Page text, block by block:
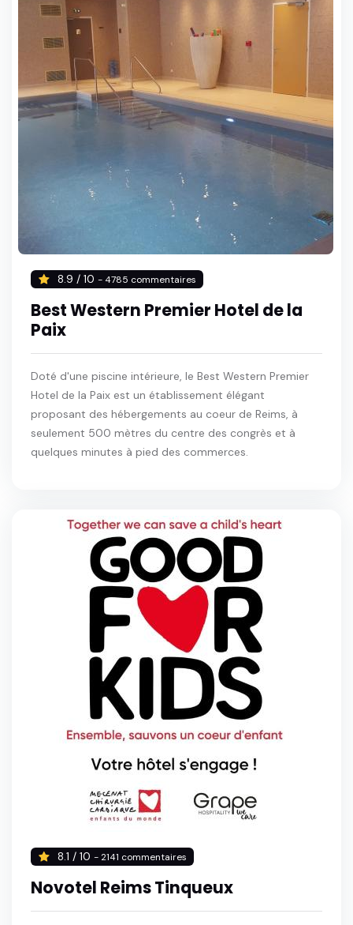
8.9 / 10 - 4785 commentaires
Best Western Premier Hotel de la
Paix
Doté d'une piscine intérieure, le Best Western Premier
Hotel de la Paix est un établissement élégant
proposant des hébergements au coeur de Reims, à
seulement 500 mètres du centre des congrès et à
quelques minutes à pied des commerces.
8.1 / 10 - 2141 commentaires
Novotel Reims Tinqueux